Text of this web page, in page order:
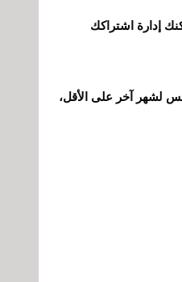
إدارة اشتراكك
لشهر آخر على الأقل،